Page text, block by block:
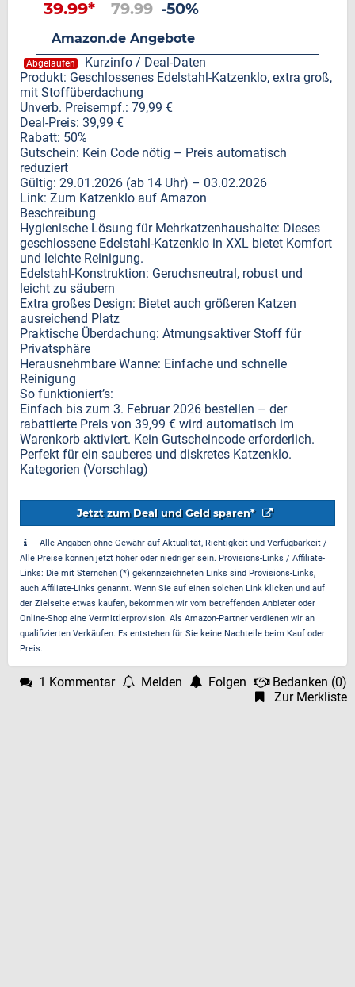
39.99* 79.99 -50%
Amazon.de Angebote
Abgelaufen
Kurzinfo / Deal-Daten
Produkt: Geschlossenes Edelstahl-Katzenklo, extra groß,
mit Stoffüberdachung
Unverb. Preisempf.: 79,99 €
Deal-Preis: 39,99 €
Rabatt: 50%
Gutschein: Kein Code nötig – Preis automatisch
reduziert
Gültig: 29.01.2026 (ab 14 Uhr) – 03.02.2026
Link: Zum Katzenklo auf Amazon
Beschreibung
Hygienische Lösung für Mehrkatzenhaushalte: Dieses
geschlossene Edelstahl-Katzenklo in XXL bietet Komfort
und leichte Reinigung.
Edelstahl-Konstruktion: Geruchsneutral, robust und
leicht zu säubern
Extra großes Design: Bietet auch größeren Katzen
ausreichend Platz
Praktische Überdachung: Atmungsaktiver Stoff für
Privatsphäre
Herausnehmbare Wanne: Einfache und schnelle
Reinigung
So funktioniert’s:
Einfach bis zum 3. Februar 2026 bestellen – der
rabattierte Preis von 39,99 € wird automatisch im
Warenkorb aktiviert. Kein Gutscheincode erforderlich.
Perfekt für ein sauberes und diskretes Katzenklo.
Kategorien (Vorschlag)
Jetzt zum Deal und Geld sparen*
Alle Angaben ohne Gewähr auf Aktualität, Richtigkeit und Verfügbarkeit /
Alle Preise können jetzt höher oder niedriger sein. Provisions-Links / Affiliate-
Links: Die mit Sternchen (*) gekennzeichneten Links sind Provisions-Links,
auch Affiliate-Links genannt. Wenn Sie auf einen solchen Link klicken und auf
der Zielseite etwas kaufen, bekommen wir vom betreffenden Anbieter oder
Online-Shop eine Vermittlerprovision. Als Amazon-Partner verdienen wir an
qualifizierten Verkäufen. Es entstehen für Sie keine Nachteile beim Kauf oder
Preis.
1 Kommentar Melden Folgen Bedanken (0)
Zur Merkliste